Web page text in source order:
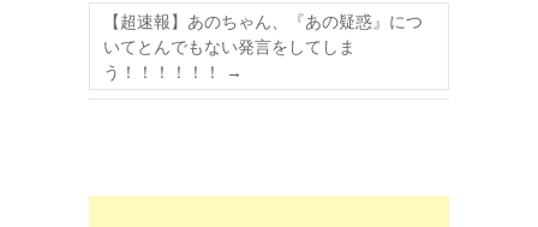
【超速報】あのちゃん、『あの疑惑』につ
いてとんでもない発言をしてしま
う！！！！！！
→